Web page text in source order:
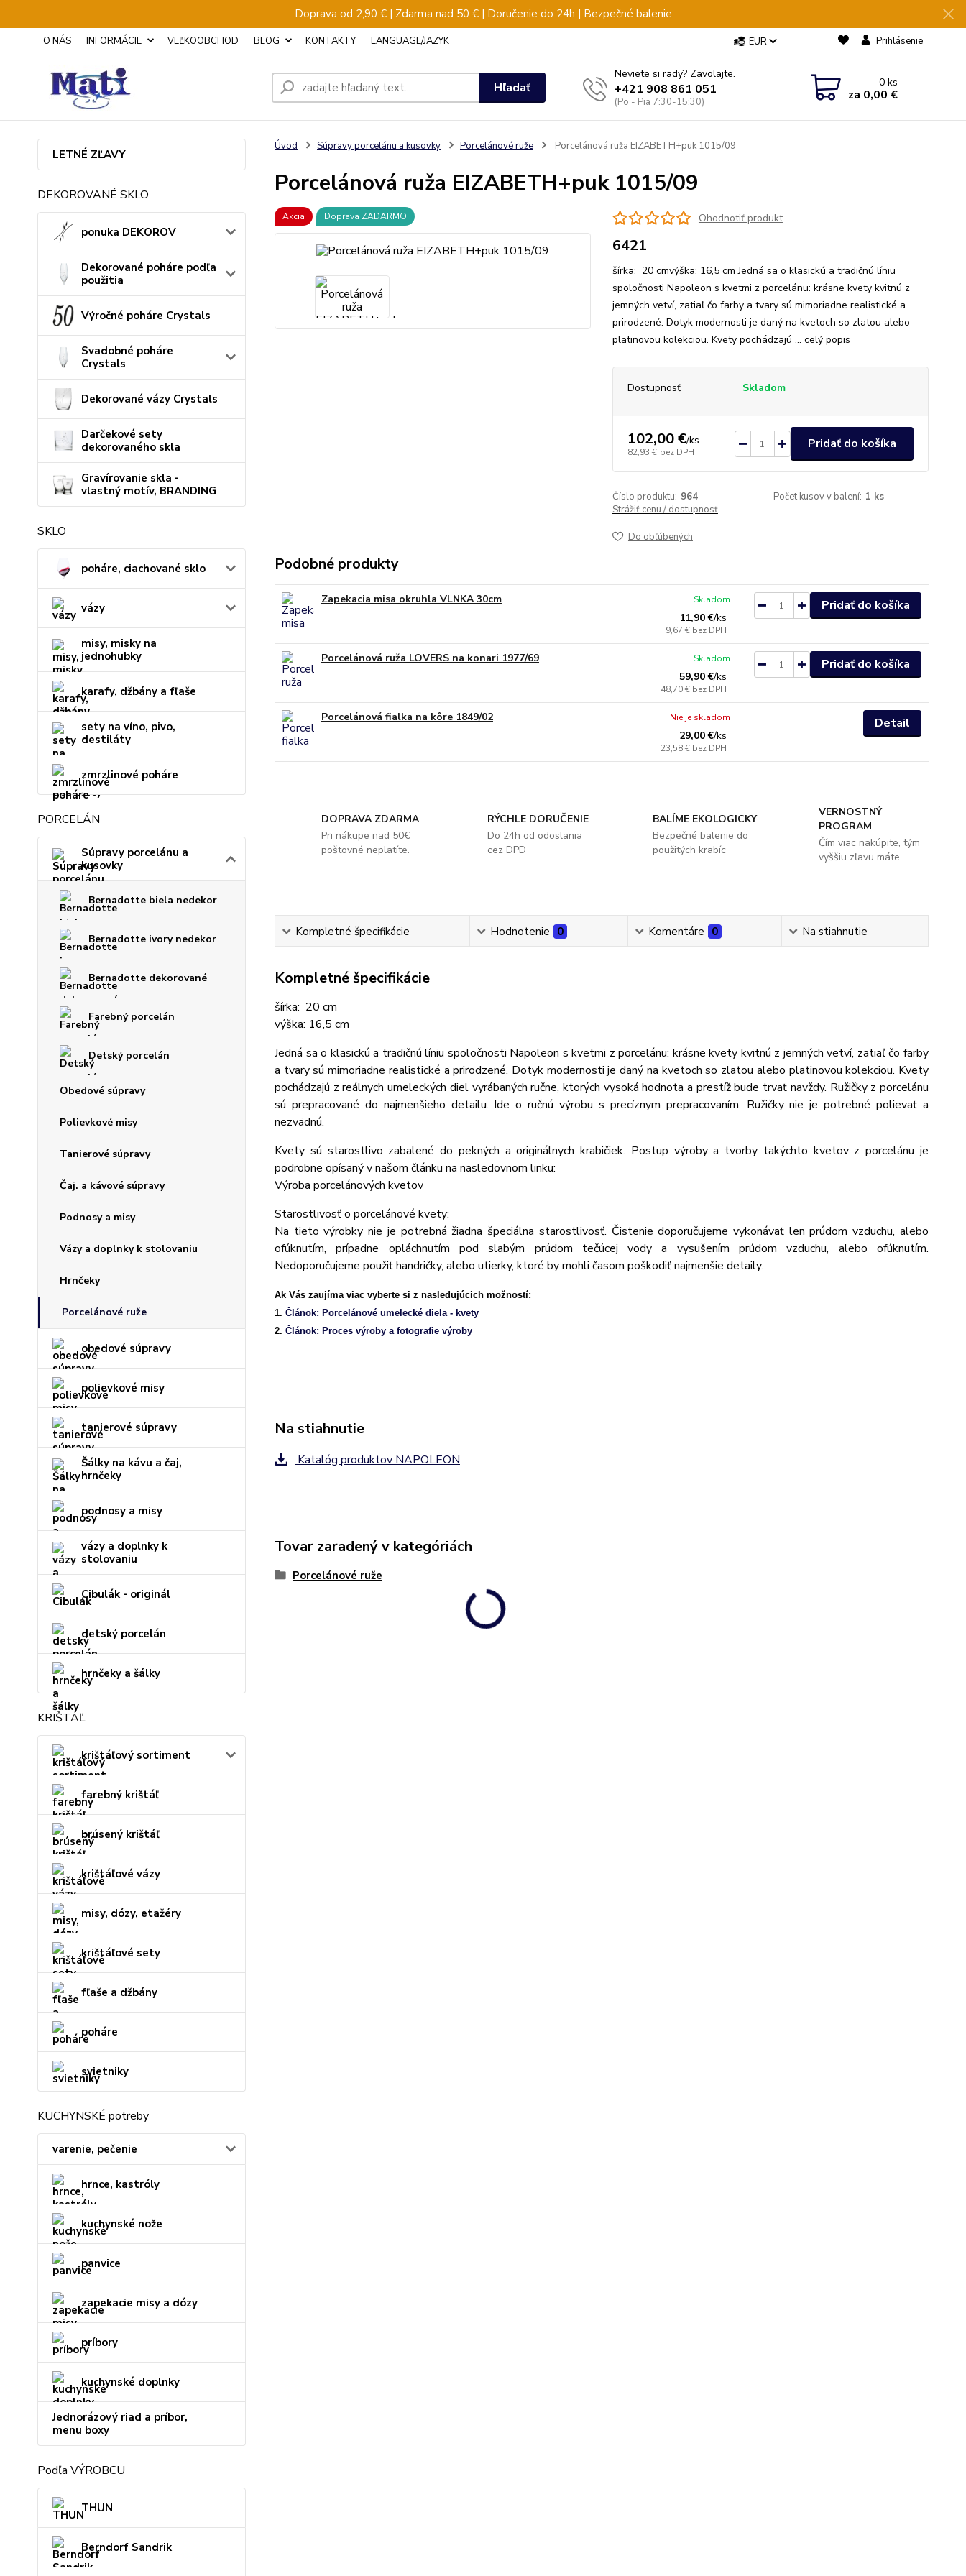
Doprava od 2,90 € | Zdarma nad 50 € | Doručenie do 24h | Bezpečné balenie
O NÁS INFORMÁCIE VEĽKOOBCHOD BLOG KONTAKTY LANGUAGE/JAZYK EUR Prihlásenie
Hľadať
Neviete si rady? Zavolajte.
+421 908 861 051
(Po - Pia 7:30-15:30)
0ks
za 0,00 €
LETNÉ ZĽAVY
DEKOROVANÉ SKLO
ponuka DEKOROV
Dekorované poháre podľa
použitia
Výročné poháre Crystals
Svadobné poháre
Crystals
Dekorované vázy Crystals
Darčekové sety
dekorovaného skla
Gravírovanie skla -
vlastný motív, BRANDING
SKLO
poháre, ciachované sklo
vázy
misy, misky na
jednohubky
karafy, džbány a fľaše
sety na víno, pivo,
destiláty
zmrzlinové poháre
PORCELÁN
Súpravy porcelánu a
kusovky
Bernadotte biela nedekor
Bernadotte ivory nedekor
Bernadotte dekorované
Farebný porcelán
Detský porcelán
Obedové súpravy
Polievkové misy
Tanierové súpravy
Čaj. a kávové súpravy
Podnosy a misy
Vázy a doplnky k stolovaniu
Hrnčeky
Porcelánové ruže
obedové súpravy
polievkové misy
tanierové súpravy
Šálky na kávu a čaj,
hrnčeky
podnosy a misy
vázy a doplnky k
stolovaniu
Cibulák - originál
detský porcelán
hrnčeky a šálky
KRIŠTÁĽ
krištáľový sortiment
farebný krištáľ
brúsený krištáľ
krištáľové vázy
misy, dózy, etažéry
krištáľové sety
fľaše a džbány
poháre
svietniky
KUCHYNSKÉ potreby
varenie, pečenie
hrnce, kastróly
kuchynské nože
panvice
zapekacie misy a dózy
príbory
kuchynské doplnky
Jednorázový riad a príbor,
menu boxy
Podľa VÝROBCU
THUN
Berndorf Sandrik
Úvod Súpravy porcelánu a kusovky Porcelánové ruže Porcelánová ruža EIZABETH+puk 1015/09
Porcelánová ruža EIZABETH+puk 1015/09
Akcia Doprava ZADARMO Ohodnotiť produkt
6421
šírka: 20 cmvýška: 16,5 cm Jedná sa o klasickú a tradičnú líniu
spoločnosti Napoleon s kvetmi z porcelánu: krásne kvety kvitnú z
jemných vetví, zatiaľ čo farby a tvary sú mimoriadne realistické a
prirodzené. Dotyk modernosti je daný na kvetoch so zlatou alebo
platinovou kolekciou. Kvety pochádzajú ... celý popis
Dostupnosť Skladom
102,00 €/ks
82,93 € bez DPH
Pridať do košíka
Číslo produktu: 964 Počet kusov v balení: 1 ks
Strážiť cenu / dostupnosť
Do obľúbených
Podobné produkty
Zapekacia misa okruhla VLNKA 30cm
11,90 €/ks
9,67 € bez DPH
Skladom Pridať do košíka
Porcelánová ruža LOVERS na konari 1977/69
59,90 €/ks
48,70 € bez DPH
Skladom Pridať do košíka
Porcelánová fialka na kôre 1849/02
29,00 €/ks
23,58 € bez DPH
Nie je skladom Detail
DOPRAVA ZDARMA
Pri nákupe nad 50€
poštovné neplatíte.
RÝCHLE DORUČENIE
Do 24h od odoslania
cez DPD
BALÍME EKOLOGICKY
Bezpečné balenie do
použitých krabíc
VERNOSTNÝ
PROGRAM
Čím viac nakúpite, tým
vyššiu zľavu máte
Kompletné špecifikácie Hodnotenie 0 Komentáre 0 Na stiahnutie
Kompletné špecifikácie
šírka: 20 cm
výška: 16,5 cm
Jedná sa o klasickú a tradičnú líniu spoločnosti Napoleon s kvetmi z porcelánu: krásne kvety kvitnú z jemných vetví, zatiaľ čo farby
a tvary sú mimoriadne realistické a prirodzené. Dotyk modernosti je daný na kvetoch so zlatou alebo platinovou kolekciou. Kvety
pochádzajú z reálnych umeleckých diel vyrábaných ručne, ktorých vysoká hodnota a prestíž bude trvať navždy. Ružičky z porcelánu
sú prepracované do najmenšieho detailu. Ide o ručnú výrobu s precíznym prepracovaním. Ružičky nie je potrebné polievať a
nezvädnú.
Kvety sú starostlivo zabalené do pekných a originálnych krabičiek. Postup výroby a tvorby takýchto kvetov z porcelánu je
podrobne opísaný v našom článku na nasledovnom linku:
Výroba porcelánových kvetov
Starostlivosť o porcelánové kvety:
Na tieto výrobky nie je potrebná žiadna špeciálna starostlivosť. Čistenie doporučujeme vykonávať len prúdom vzduchu, alebo
ofúknutím, prípadne opláchnutím pod slabým prúdom tečúcej vody a vysušením prúdom vzduchu, alebo ofúknutím.
Nedoporučujeme použiť handričky, alebo utierky, ktoré by mohli časom poškodiť najmenšie detaily.
Ak Vás zaujíma viac vyberte si z nasledujúcich možností:
1. Článok: Porcelánové umelecké diela - kvety
2. Článok: Proces výroby a fotografie výroby
Na stiahnutie
Katalóg produktov NAPOLEON
Tovar zaradený v kategóriách
Porcelánové ruže